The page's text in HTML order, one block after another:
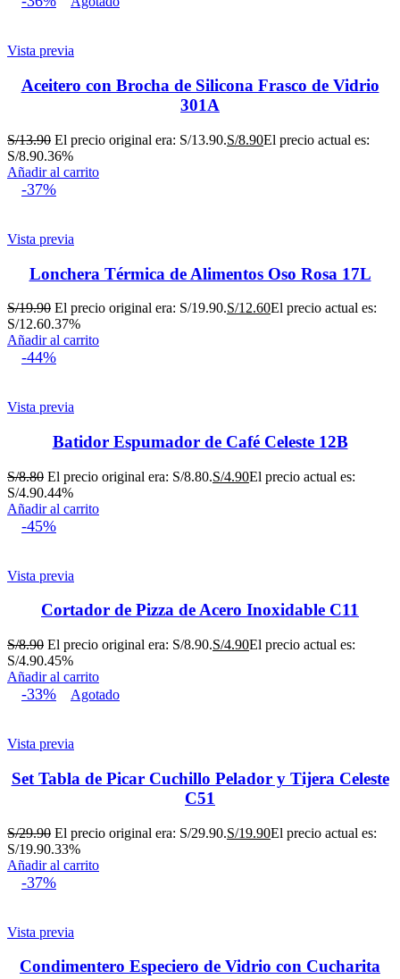
Vista previa
Aceitero con Brocha de Silicona Frasco de Vidrio
301A
S/13.90 El precio original era: S/13.90.S/8.90El precio actual es:
S/8.90.36%
Añadir al carrito
-37%
Vista previa
Lonchera Térmica de Alimentos Oso Rosa 17L
S/19.90 El precio original era: S/19.90.S/12.60El precio actual es:
S/12.60.37%
Añadir al carrito
-44%
Vista previa
Batidor Espumador de Café Celeste 12B
S/8.80 El precio original era: S/8.80.S/4.90El precio actual es:
S/4.90.44%
Añadir al carrito
-45%
Vista previa
Cortador de Pizza de Acero Inoxidable C11
S/8.90 El precio original era: S/8.90.S/4.90El precio actual es:
S/4.90.45%
Añadir al carrito
-33% Agotado
Vista previa
Set Tabla de Picar Cuchillo Pelador y Tijera Celeste
C51
S/29.90 El precio original era: S/29.90.S/19.90El precio actual es:
S/19.90.33%
Añadir al carrito
-37%
Vista previa
Condimentero Especiero de Vidrio con Cucharita